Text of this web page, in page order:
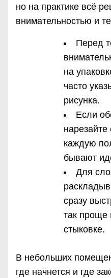
но на практике всё
внимательностью и
Перед
на
часто
рисунка.
Если
каждую
бывают
Для
сразу
так проще
стыковке.
В небольших
где начнется и где